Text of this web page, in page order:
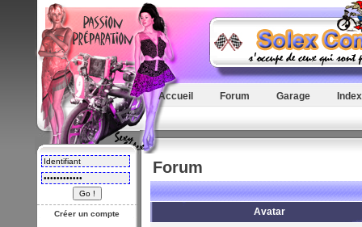
Créer un compte
Accueil Forum Garage
Forum
Avatar